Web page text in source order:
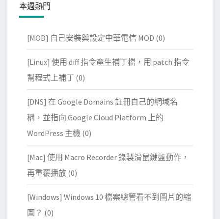
本週熱門
[MOD] 自己安裝與設定中華電信 MOD (0)
[Linux] 使用 diff 指令產生補丁檔，用 patch 指令
幫程式上補丁 (0)
[DNS] 在 Google Domains 註冊自己的網域名
稱，並指向 Google Cloud Platform 上的
WordPress 主機 (0)
[Mac] 使用 Macro Recorder 錄製滑鼠鍵盤動作，
再重覆播放 (0)
[Windows] Windows 10 檔案總管看不到圖片的縮
圖？ (0)